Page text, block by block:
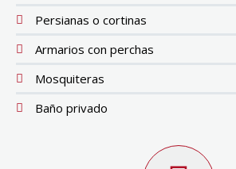
Persianas o cortinas
Armarios con perchas
Mosquiteras
Baño privado